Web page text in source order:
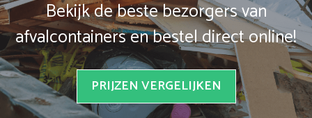
Bekijk de beste bezorgers van
afvalcontainers en bestel direct online!
PRIJZEN VERGELIJKEN